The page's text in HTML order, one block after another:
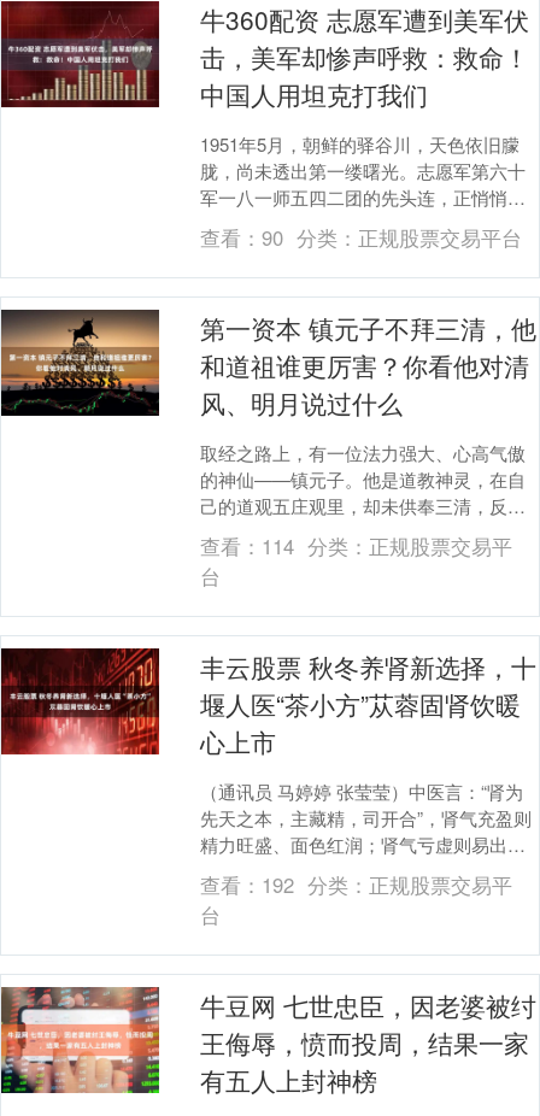
牛360配资 志愿军遭到美军伏
击，美军却惨声呼救：救命！
中国人用坦克打我们
1951年5月，朝鲜的驿谷川，天色依旧朦
胧，尚未透出第一缕曙光。志愿军第六十
军一八一师五四二团的先头连，正悄悄地
执行着穿插任务，目标是趁天亮之前赶到
洪川以北的防....
查看：90 分类： 正规股票交易平台
第一资本 镇元子不拜三清，他
和道祖谁更厉害？你看他对清
风、明月说过什么
取经之路上，有一位法力强大、心高气傲
的神仙——镇元子。他是道教神灵，在自
己的道观五庄观里，却未供奉三清，反而
只供奉天地。这个举动显得与道教传统相
去甚远，引发了很....
查看： 114 分类： 正规股票交易平
台
丰云股票 秋冬养肾新选择，十
堰人医“茶小方”苁蓉固肾饮暖
心上市
（通讯员 马婷婷 张莹莹）中医言：“肾为
先天之本，主藏精，司开合”，肾气充盈则
精力旺盛、面色红润；肾气亏虚则易出现
疲劳乏力、腰膝酸软、失眠健忘等问题。
随着秋冬季....
查看： 192 分类： 正规股票交易平
台
牛豆网 七世忠臣，因老婆被纣
王侮辱，愤而投周，结果一家
有五人上封神榜